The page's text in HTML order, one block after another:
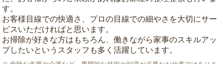
す。
お客様目線での快適さ、プロの目線での細やさを大切にサー
ビスいただければと思います。
お掃除が好きな方はもちろん、働きながら家事のスキルアッ
プしたいというスタッフも多く活躍しています。